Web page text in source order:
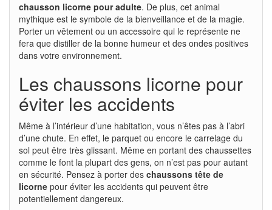
chausson licorne pour adulte. De plus, cet animal
mythique est le symbole de la bienveillance et de la magie.
Porter un vêtement ou un accessoire qui le représente ne
fera que distiller de la bonne humeur et des ondes positives
dans votre environnement.
Les chaussons licorne pour
éviter les accidents
Même à l’intérieur d’une habitation, vous n’êtes pas à l’abri
d’une chute. En effet, le parquet ou encore le carrelage du
sol peut être très glissant. Même en portant des chaussettes
comme le font la plupart des gens, on n’est pas pour autant
en sécurité. Pensez à porter des chaussons tête de
licorne pour éviter les accidents qui peuvent être
potentiellement dangereux.